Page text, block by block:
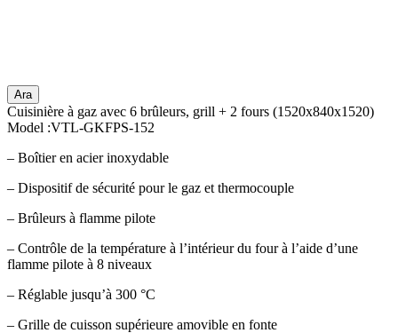
Ara
Cuisinière à gaz avec 6 brûleurs, grill + 2 fours (1520x840x1520)
Model :VTL-GKFPS-152
– Boîtier en acier inoxydable
– Dispositif de sécurité pour le gaz et thermocouple
– Brûleurs à flamme pilote
– Contrôle de la température à l’intérieur du four à l’aide d’une
flamme pilote à 8 niveaux
– Réglable jusqu’à 300 °C
– Grille de cuisson supérieure amovible en fonte